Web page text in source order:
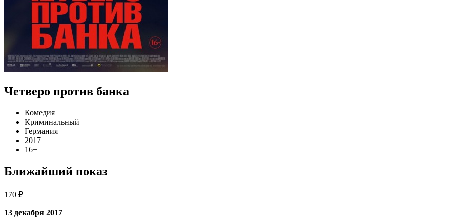
Четверо против банка
Комедия
Криминальный
Германия
2017
16+
Ближайший показ
170 ₽
13 декабря 2017